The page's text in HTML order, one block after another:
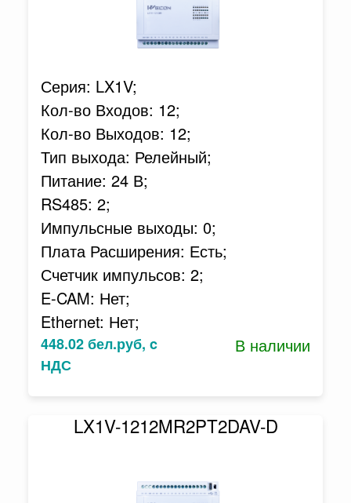
Серия: LX1V;
Кол-во Входов: 12;
Кол-во Выходов: 12;
Тип выхода: Релейный;
Питание: 24 В;
RS485: 2;
Импульсные выходы: 0;
Плата Расширения: Есть;
Счетчик импульсов: 2;
E-CAM: Нет;
Ethernet: Нет;
448.02 бел.руб, c
НДС
В наличии
LX1V-1212MR2PT2DAV-D